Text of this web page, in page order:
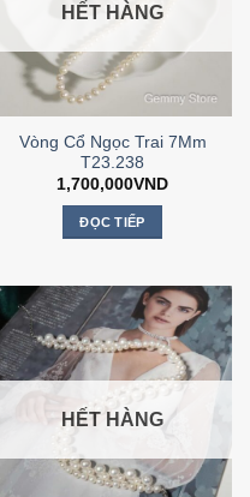
HẾT HÀNG
Vòng Cổ Ngọc Trai 7Mm
T23.238
1,700,000VND
ĐỌC TIẾP
HẾT HÀNG